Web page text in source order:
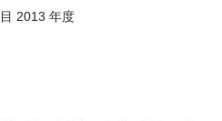
2013 年度